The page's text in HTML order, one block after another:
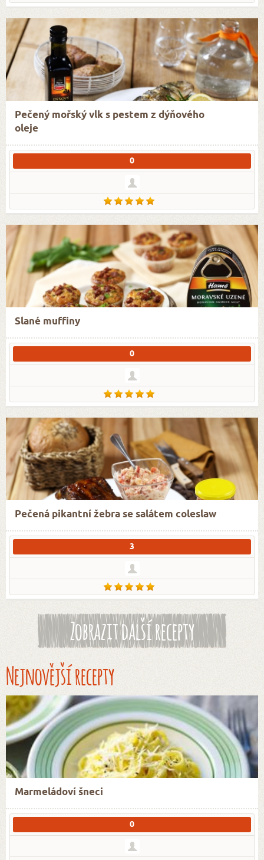
Pečený mořský vlk s pestem z dýňového
oleje
0
Slané muffiny
0
Pečená pikantní žebra se salátem coleslaw
3
Zobrazit další recepty
Nejnovější recepty
Marmeládoví šneci
0